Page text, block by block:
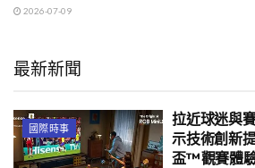
2026-07-09
最新新聞
國際時事
拉近球迷與
示技術創新
盃™觀賽體